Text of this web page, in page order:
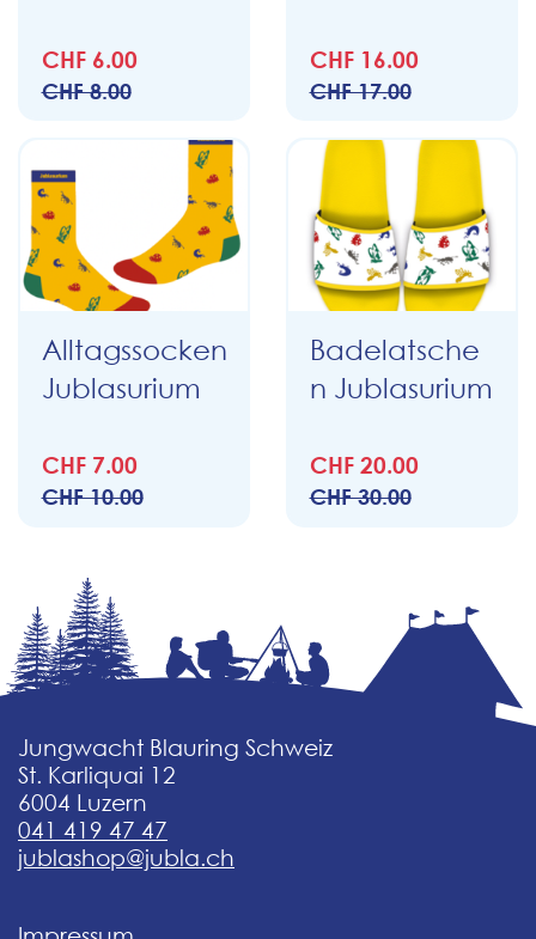
CHF 6.00
CHF 8.00
CHF 16.00
CHF 17.00
Alltagssocken
Jublasurium
CHF 7.00
CHF 10.00
Badelatsche
n Jublasurium
CHF 20.00
CHF 30.00
Jungwacht Blauring Schweiz
St. Karliquai 12
6004 Luzern
041 419 47 47
jublashop@jubla.ch